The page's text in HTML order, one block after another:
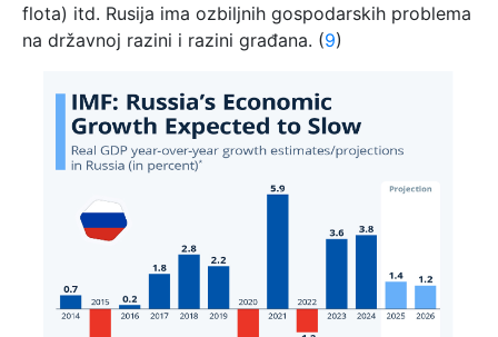
flota) itd. Rusija ima ozbiljnih gospodarskih problema
na državnoj razini i razini građana. (9)